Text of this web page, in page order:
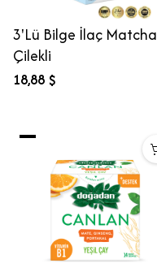
3'Lü Bilge İlaç Matcha
Çilekli
18,88 $